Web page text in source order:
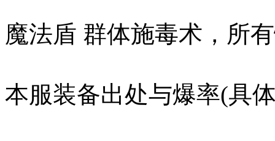
魔法盾 群体施毒术，所
本服装备出处与爆率(具